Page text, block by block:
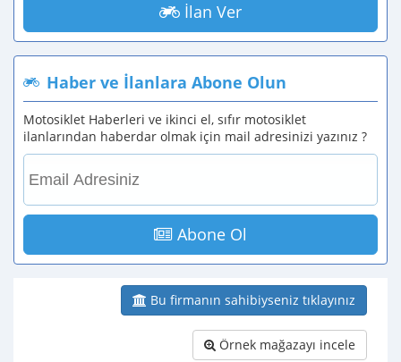
İlan Ver
Haber ve İlanlara Abone Olun
Motosiklet Haberleri ve ikinci el, sıfır motosiklet
ilanlarından haberdar olmak için mail adresinizi yazınız ?
Abone Ol
Bu firmanın sahibiyseniz tıklayınız
Örnek mağazayı incele